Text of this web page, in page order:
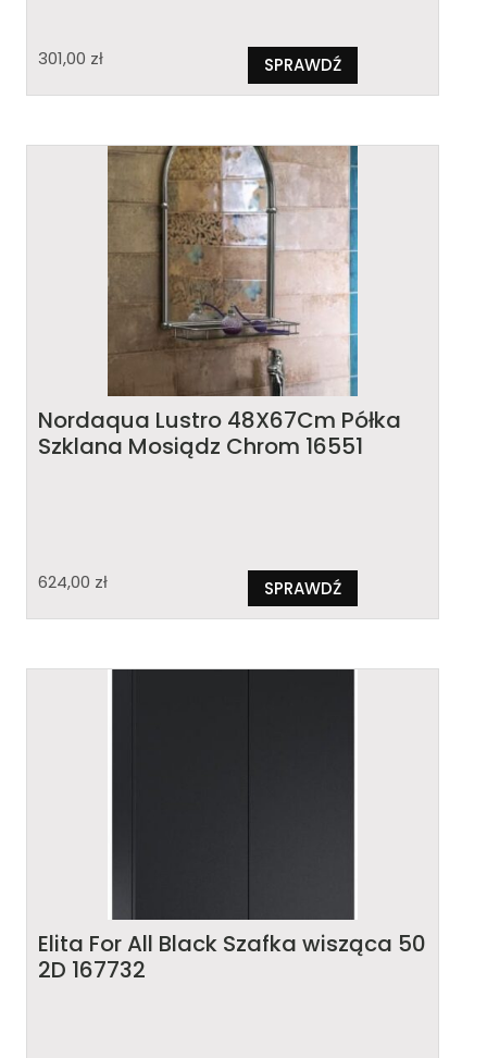
301,00 zł SPRAWDŹ
Nordaqua Lustro 48X67Cm Półka
Szklana Mosiądz Chrom 16551
624,00 zł SPRAWDŹ
Elita For All Black Szafka wisząca 50
2D 167732